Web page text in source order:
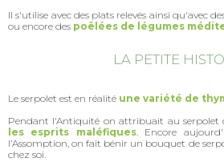
Il s'utilise avec des plats relevés ainsi qu'avec
ou encore des poêlées de légumes
LA PETITE
Le serpolet est en réalité une variété de
Pendant l'Antiquité on attribuait au serpolet
les esprits maléfiques. Encore
l’Assomption, on fait bénir un bouquet de
chez soi.